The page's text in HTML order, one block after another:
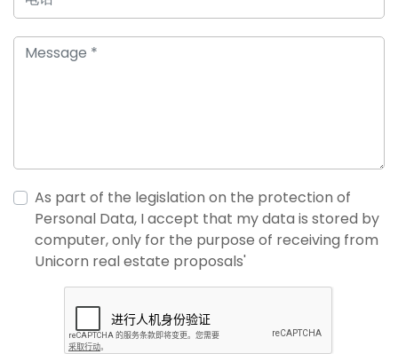
As part of the legislation on the protection of
Personal Data, I accept that my data is stored by
computer, only for the purpose of receiving from
Unicorn real estate proposals'